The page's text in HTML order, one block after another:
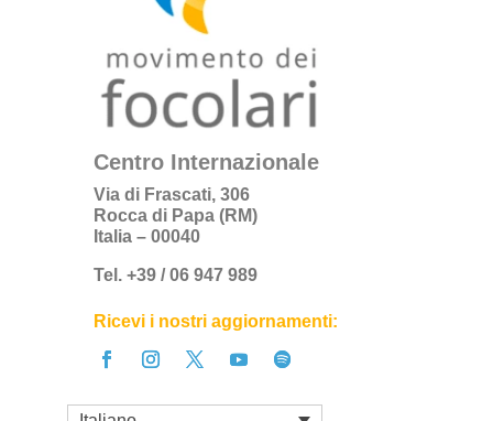
Centro Internazionale
Via di Frascati, 306
Rocca di Papa (RM)
Italia – 00040
Tel. +39 / 06 947 989
Ricevi i nostri aggiornamenti: